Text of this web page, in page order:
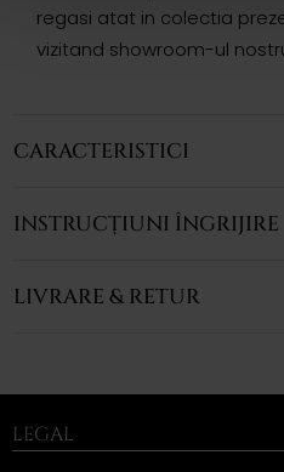
regasi atat in colectia
vizitand showroom-ul
CARACTERISTICI
INSTRUCȚIUNI ÎNGRIJIRE
LIVRARE & RETUR
LEGAL